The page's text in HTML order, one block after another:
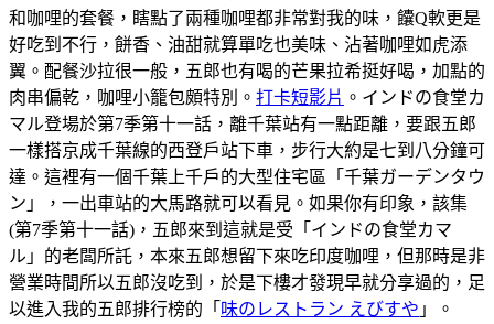
和咖哩的套餐，瞎點了兩種咖哩都非常對我的味，饢Q軟更是
好吃到不行，餅香、油甜就算單吃也美味、沾著咖哩如虎添
翼。配餐沙拉很一般，五郎也有喝的芒果拉希挺好喝，加點的
肉串偏乾，咖哩小籠包頗特別。 打卡短影片 。インドの食堂カ
マル登場於第7季第十一話，離千葉站有一點距離，要跟五郎
一樣搭京成千葉線的西登戶站下車，步行大約是七到八分鐘可
達。這裡有一個千葉上千戶的大型住宅區「千葉ガーデンタウ
ン」，一出車站的大馬路就可以看見。如果你有印象，該集
(第7季第十一話)，五郎來到這就是受「インドの食堂カマ
ル」的老闆所託，本來五郎想留下來吃印度咖哩，但那時是非
營業時間所以五郎沒吃到，於是下樓才發現早就分享過的，足
以進入我的五郎排行榜的「 味のレストラン えびすや 」。